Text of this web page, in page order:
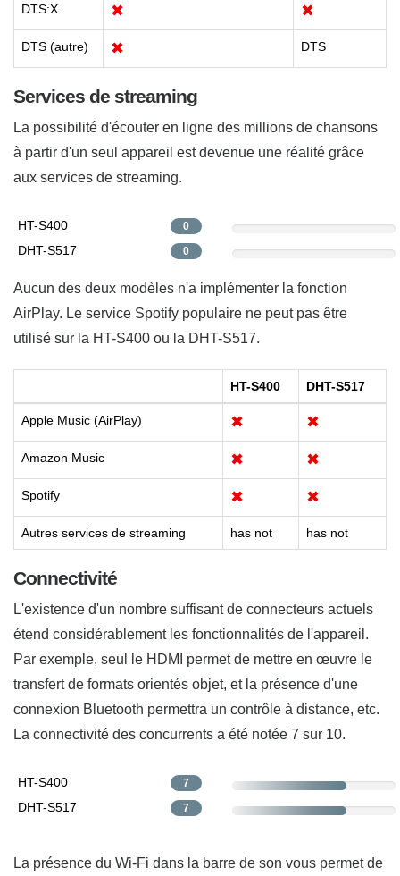
DTS:X ✖ ✖
DTS (autre) ✖ DTS
Services de streaming
La possibilité d'écouter en ligne des millions de chansons
à partir d'un seul appareil est devenue une réalité grâce
aux services de streaming.
HT-S400 0
DHT-S517 0
Aucun des deux modèles n'a implémenter la fonction
AirPlay. Le service Spotify populaire ne peut pas être
utilisé sur la HT-S400 ou la DHT-S517.
HT-S400 DHT-S517
Apple Music (AirPlay) ✖ ✖
Amazon Music ✖ ✖
Spotify ✖ ✖
Autres services de streaming has not has not
Connectivité
L'existence d'un nombre suffisant de connecteurs actuels
étend considérablement les fonctionnalités de l'appareil.
Par exemple, seul le HDMI permet de mettre en œuvre le
transfert de formats orientés objet, et la présence d'une
connexion Bluetooth permettra un contrôle à distance, etc.
La connectivité des concurrents a été notée 7 sur 10.
HT-S400 7
DHT-S517 7
La présence du Wi-Fi dans la barre de son vous permet de